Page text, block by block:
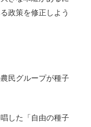
政策を修正しよう
民グループが種子
した「自由の種子